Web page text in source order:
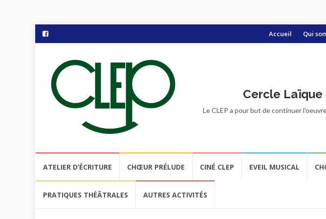
Aller
Accueil Qui
Cercle Laïque
Le CLEP a pour but de continuer
contenu
ATELIER D’ÉCRITURE CHŒUR PRÉLUDE CINÉ CLEP EVEIL MUSICAL
PRATIQUES THÉÂTRALES AUTRES ACTIVITÉS